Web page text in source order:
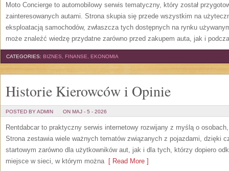
Moto Concierge to automobilowy serwis tematyczny, który został
zainteresowanych autami. Strona skupia się przede wszystkim na
eksploatacją samochodów, zwłaszcza tych dostępnych na rynku
może znaleźć wiedzę przydatne zarówno przed zakupem auta, jak i
CATEGORIES: BIZNES, FINANSE, EKONOMIA
Historie Kierowców i Opinie
POSTED BY ADMIN ON MAJ - 5 - 2026
Rentdabcar to praktyczny serwis internetowy rozwijany z myślą o
Strona zestawia wiele ważnych tematów związanych z pojazdami, dzięki
startowym zarówno dla użytkowników aut, jak i dla tych, którzy dopiero
miejsce w sieci, w którym można[ Read More ]